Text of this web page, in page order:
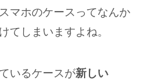
マホのケースってなんか
てしまいますよね。
いるケースが新しい